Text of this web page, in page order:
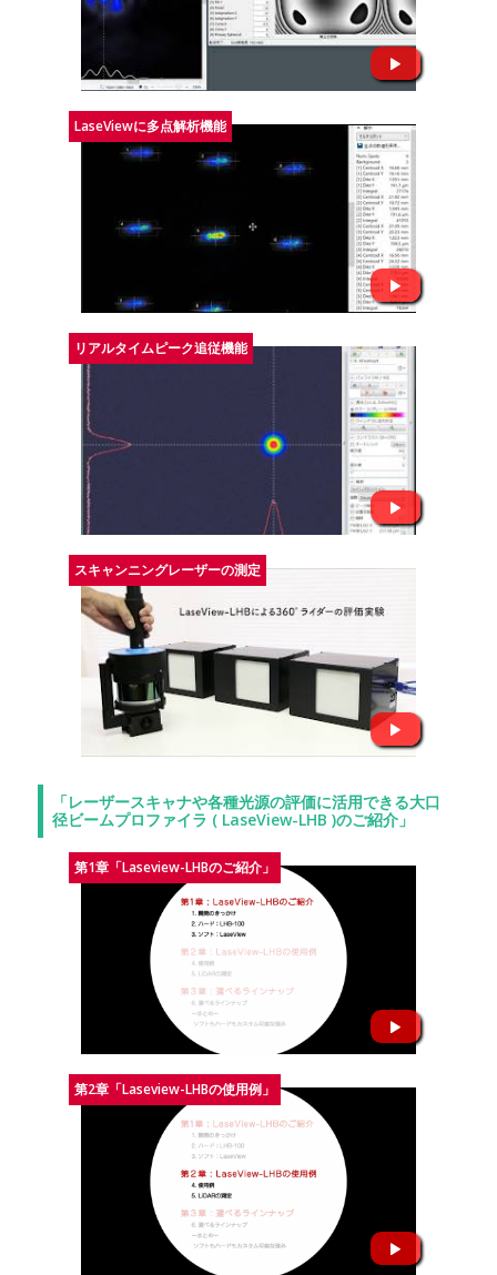
LaseViewに多点解析機能
リアルタイムピーク追従機能
スキャンニングレーザーの測定
「レーザースキャナや各種光源の評価に活用できる大口
径ビームプロファイラ ( LaseView-LHB )のご紹介」
第1章「Laseview-LHBのご紹介」
第2章「Laseview-LHBの使用例」